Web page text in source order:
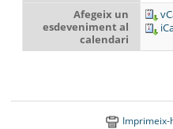
Afegeix un
esdeveniment al
calendari
Imprimeix-